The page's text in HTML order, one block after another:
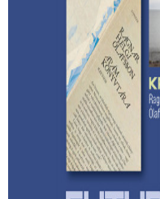
Lehet-e
Ólafsson: